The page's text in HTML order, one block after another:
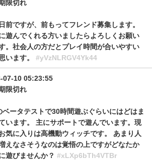
限切れ
前ですが、前もってフレンド募集します。
遊んでくれる方いましたらよろしくお願い
。社会人の方だとプレイ時間が合いやすい
います。 #yVzNLRGV4Yk44
07-10 05:23:55
限切れ
ベータテストで30時間遊ぶぐらいにはどはま
います。 主にサポートで遊んでいます。現
気に入りは高機動ウィッチです。 あまり人
えなさそうなのは覚悟の上ですがどなたか
遊びませんか？ #xLXp6bTh4VTBr